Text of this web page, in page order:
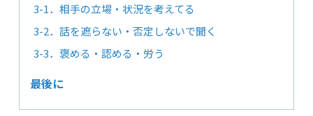
3-1．相手の立場・状況を考えてる
3-2．話を遮らない・否定しないで聞く
3-3．褒める・認める・労う
最後に